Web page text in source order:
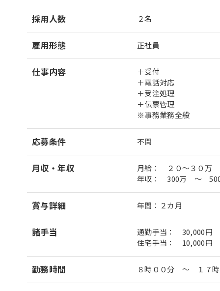
採用人数 ２名
雇用形態 正社員
仕事内容
＋受付
＋電話対応
＋受注処理
＋伝票管理
※事務業務全般
応募条件 不問
月収・年収
月給： ２０～３０万
年収： 300万 ～
賞与詳細 年間：２カ月
諸手当
通勤手当： 30,000円
住宅手当： 10,000円
勤務時間 ８時００分 ～ １７時